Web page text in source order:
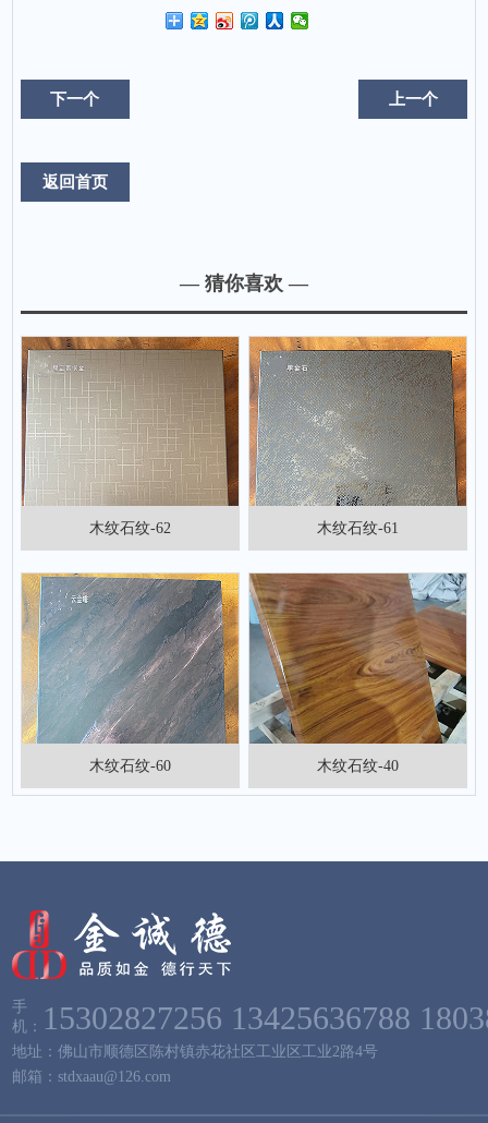
下一个 上一个
返回首页
— 猜你喜欢 —
木纹石纹-62 木纹石纹-61
木纹石纹-60 木纹石纹-40
手
机： 15302827256 13425636788
地址：佛山市顺德区陈村镇赤花社区工业区工业2路4号
邮箱：stdxaau@126.com